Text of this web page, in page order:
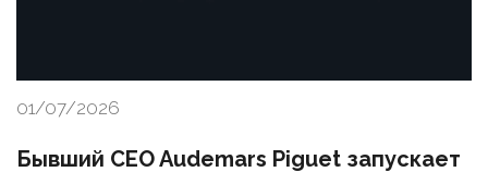
01/07/2026
Бывший CEO Audemars Piguet запускает